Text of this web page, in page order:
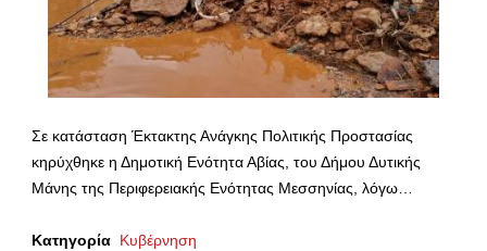
Σε κατάσταση Έκτακτης Ανάγκης Πολιτικής Προστασίας
κηρύχθηκε η Δημοτική Ενότητα Αβίας, του Δήμου Δυτικής
Μάνης της Περιφερειακής Ενότητας Μεσσηνίας, λόγω…
Κατηγορία Κυβέρνηση